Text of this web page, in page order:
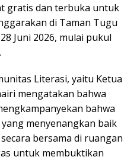
gratis dan terbuka untuk
di Taman Tugu
Juni 2026, mulai pukul
Literasi, yaitu Ketua
mengatakan bahwa
bahwa
menyenangkan baik
bersama di ruangan
untuk membuktikan